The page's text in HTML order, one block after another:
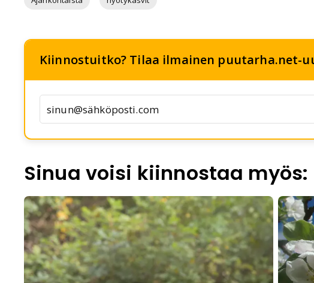
Kiinnostuitko? Tilaa ilmainen puutarha.net-
Sinua voisi kiinnostaa myös: